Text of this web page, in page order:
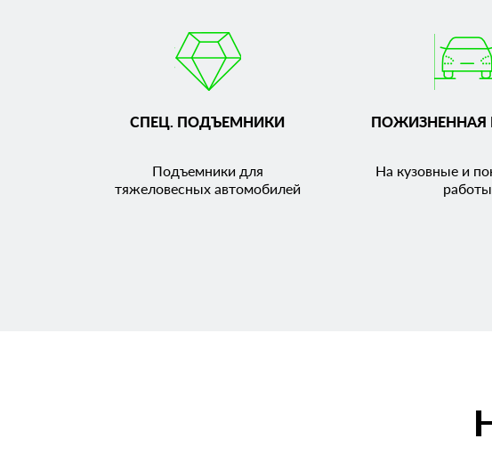
СПЕЦ. ПОДЪЕМНИКИ
Подъемники для
тяжеловесных автомобилей
ПОЖИЗНЕННАЯ
На кузовные и
работы